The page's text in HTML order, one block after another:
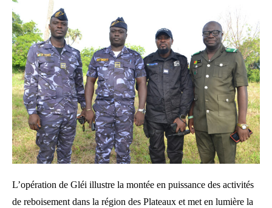
L’opération de Gléi illustre la montée en puissance des activités
de reboisement dans la région des Plateaux et met en lumière la